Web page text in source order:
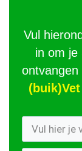
Vul
in om je
ontvangen